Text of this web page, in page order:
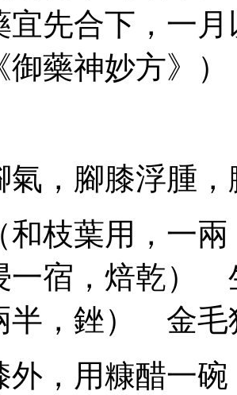
宜先合下，一
藥神妙方》）
氣，腳膝浮腫
和枝葉用，一
一宿，焙乾）
半，銼） 金毛
外，用糠醋一